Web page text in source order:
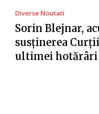
Diverse Noutati
Sorin Blejnar,
susținerea
ultimei hotărâri